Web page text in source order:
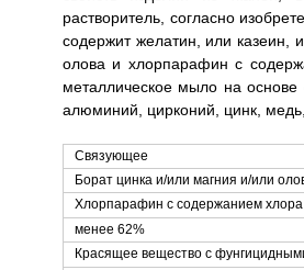
растворитель, согласно
содержит желатин, или казеин,
олова и хлорпарафин с
металлическое мыло на
алюминий, цирконий, цинк,
Связующее
Борат цинка и/или магния и/или
Хлорпарафин с содержанием хлора
менее 62%
Красящее вещество с